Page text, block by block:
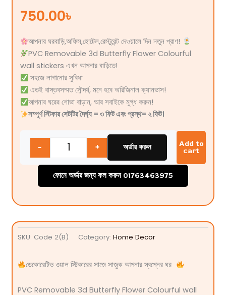
750.00৳
আপনার ঘরবাড়ি,অফিস,হোটেল,রেস্টুরেন্ট দেওয়ালে দিন নতুন প্রাণ!
PVC Removable 3d Butterfly Flower Colourful
wall stickers এখন আপনার বাড়িতে!
সহজে লাগানোর সুবিধা
এতই বাস্তবসম্মত সৌন্দর্য, মনে হবে অরিজিনাল ক্যানভাস!
আপনার ঘরের শোভা বাড়ান, আর সবাইকে মুগ্ধ করুন!
সম্পূর্ণ স্টিকার সেটটির দৈর্ঘ্য = ৩ ফিট এবং প্রস্থ= ২ ফিট।
- + অর্ডার করুন Add to
cart
ফোনে অর্ডার জন্য কল করুন 01763463975
SKU: Code 2(B) Category: Home Decor
ডেকোরেটিভ ওয়াল স্টিকারের সাজে সাজুক আপনার স্বপ্নের ঘর
PVC Removable 3d Butterfly Flower Colourful wall